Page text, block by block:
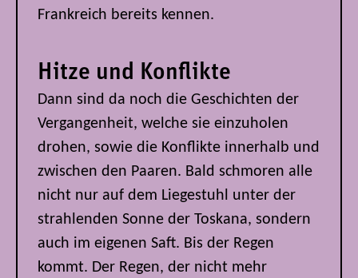
Frankreich bereits kennen.
Hitze und Konflikte
Dann sind da noch die Geschichten der
Vergangenheit, welche sie einzuholen
drohen, sowie die Konflikte innerhalb und
zwischen den Paaren. Bald schmoren alle
nicht nur auf dem Liegestuhl unter der
strahlenden Sonne der Toskana, sondern
auch im eigenen Saft. Bis der Regen
kommt. Der Regen, der nicht mehr